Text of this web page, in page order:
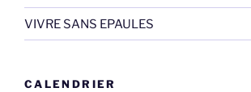
VIVRE SANS EPAULES
CALENDRIER